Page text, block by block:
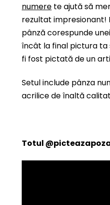
numere te ajută să
rezultat impresionant!
pânză corespunde
încât la final pictura ta
fi fost pictată de un
Setul include pânza
acrilice de înaltă
Totul